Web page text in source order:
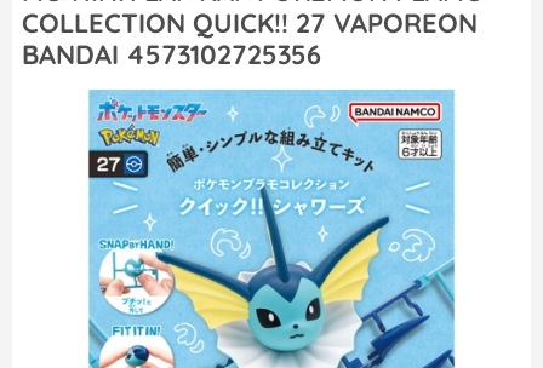
COLLECTION QUICK!! 27 VAPOREON
BANDAI 4573102725356